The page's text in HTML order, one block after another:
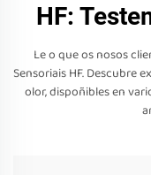
HF:
Le o que os nosos
Sensoriais HF. Descubre
olor, dispoñibles en